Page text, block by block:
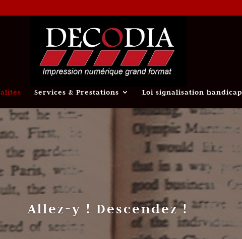
Services & Prestations Loi signalisation handicap
Allez-y ! Descendez !